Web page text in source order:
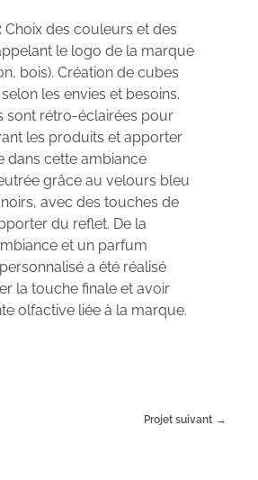
Choix des couleurs et des
le logo de la marque
bois). Création de cubes
les envies et besoins.
sont rétro-éclairées pour
les produits et apporter
dans cette ambiance
grâce au velours bleu
avec des touches de
du reflet. De la
et un parfum
a été réalisé
la touche finale et avoir
olfactive liée à la marque.
Projet suivant